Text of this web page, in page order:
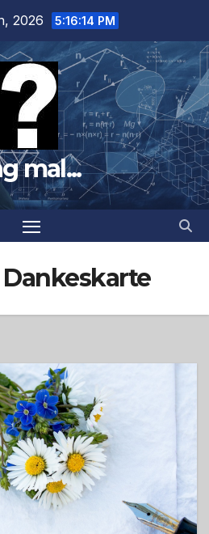
2026 5:16:15 PM
mal...
Dankeskarte